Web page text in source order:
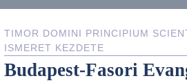
TIMOR DOMINI PRINCIPIUM
ISMERET KEZDETE
Budapest-Fasori